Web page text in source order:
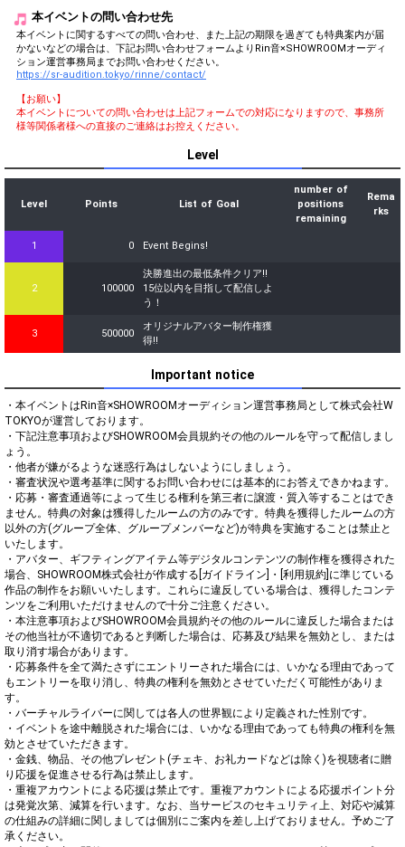
本イベントの問い合わせ先
本イベントに関するすべての問い合わせ、また上記の期限を過ぎても特典案内が届
かないなどの場合は、下記お問い合わせフォームよりRin音×SHOWROOMオーディ
ション運営事務局までお問い合わせください。
https://sr-audition.tokyo/rinne/contact/
【お願い】
本イベントについての問い合わせは上記フォームでの対応になりますので、事務所
様等関係者様への直接のご連絡はお控えください。
Level
Level Points List of Goal
number of
positions
remaining
Rema
rks
1 0 Event Begins!
2 100000
決勝進出の最低条件クリア!!
15位以内を目指して配信しよ
う！
3 500000
オリジナルアバター制作権獲
得!!
Important notice
・本イベントはRin音×SHOWROOMオーディション運営事務局として株式会社W
TOKYOが運営しております。
・下記注意事項およびSHOWROOM会員規約その他のルールを守って配信しまし
ょう。
・他者が嫌がるような迷惑行為はしないようにしましょう。
・審査状況や選考基準に関するお問い合わせには基本的にお答えできかねます。
・応募・審査通過等によって生じる権利を第三者に譲渡・質入等することはでき
ません。特典の対象は獲得したルームの方のみです。特典を獲得したルームの方
以外の方(グループ全体、グループメンバーなど)が特典を実施することは禁止と
いたします。
・アバター、ギフティングアイテム等デジタルコンテンツの制作権を獲得された
場合、SHOWROOM株式会社が作成する[ガイドライン]・[利用規約]に準じている
作品の制作をお願いいたします。これらに違反している場合は、獲得したコンテ
ンツをご利用いただけませんので十分ご注意ください。
・本注意事項およびSHOWROOM会員規約その他のルールに違反した場合または
その他当社が不適切であると判断した場合は、応募及び結果を無効とし、または
取り消す場合があります。
・応募条件を全て満たさずにエントリーされた場合には、いかなる理由であって
もエントリーを取り消し、特典の権利を無効とさせていただく可能性がありま
す。
・バーチャルライバーに関しては各人の世界観により定義された性別です。
・イベントを途中離脱された場合には、いかなる理由であっても特典の権利を無
効とさせていただきます。
・金銭、物品、その他プレゼント(チェキ、お礼カードなどは除く)を視聴者に贈
り応援を促進させる行為は禁止します。
・重複アカウントによる応援は禁止です。重複アカウントによる応援ポイント分
は発覚次第、減算を行います。なお、当サービスのセキュリティ上、対応や減算
の仕組みの詳細に関しましては個別にご案内を差し上げておりません。予めご了
承ください。